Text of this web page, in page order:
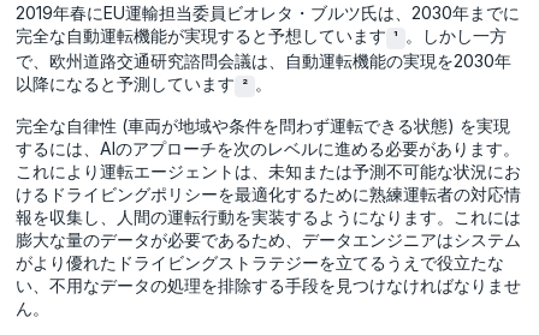
2019年春にEU運輸担当委員ビオレタ・ブルツ氏は、2030年までに
完全な自動運転機能が実現すると予想しています ¹
。しかし一方
で、欧州道路交通研究諮問会議は、自動運転機能の実現を2030年
以降になると予測しています
² 。
完全な自律性 (車両が地域や条件を問わず運転できる状態) を実現
するには、AIのアプローチを次のレベルに進める必要があります。
これにより運転エージェントは、未知または予測不可能な状況にお
けるドライビングポリシーを最適化するために熟練運転者の対応情
報を収集し、人間の運転行動を実装するようになります。これには
膨大な量のデータが必要であるため、データエンジニアはシステム
がより優れたドライビングストラテジーを立てるうえで役立たな
い、不用なデータの処理を排除する手段を見つけなければなりませ
ん。